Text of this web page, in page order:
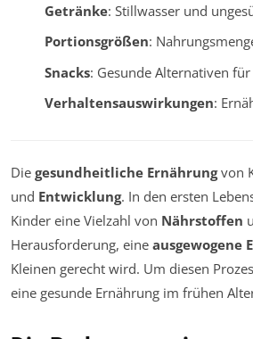
Getränke: Stillwasser und
Portionsgrößen:
Snacks: Gesunde Alternativen
Verhaltensauswirkungen:
Die gesundheitliche Ernährungvon
und Entwicklung. In den ersten
Kinder eine Vielzahl von Nährstoffen
Herausforderung, eine ausgewogene
Kleinen gerecht wird. Um diesen
eine gesunde Ernährung im frühen